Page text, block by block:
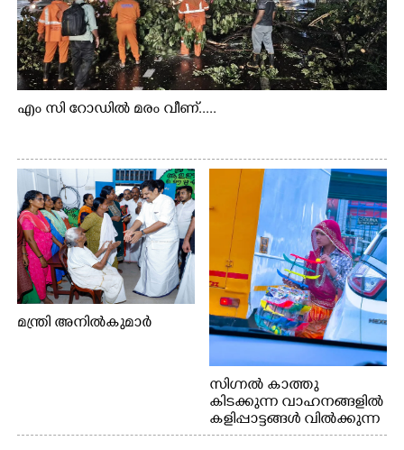
എം സി റോഡിൽ മരം വീണ്.....
മന്ത്രി അനിൽകുമാർ
സിഗ്നൽ കാത്തു
കിടക്കുന്ന വാഹനങ്ങളിൽ
കളിപ്പാട്ടങ്ങൾ വിൽക്കുന്ന
നാടോടി യുവതി. ഇടപ്പള്ളി